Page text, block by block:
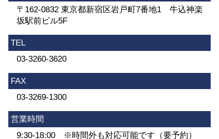
〒162-0832 東京都新宿区岩戸町7番地1 牛込神楽
坂駅前ビル5F
TEL
03-3260-3620
FAX
03-3269-1300
営業時間
9:30-18:00 ※時間外も対応可能です（要予約）